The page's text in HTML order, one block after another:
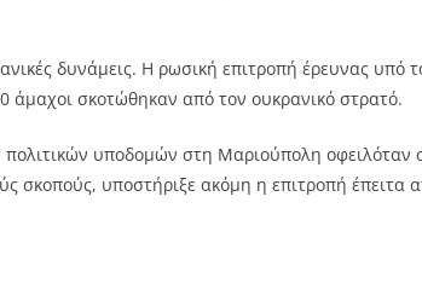
δυνάμεις. Η ρωσική επιτροπή έρευνας
άμαχοι σκοτώθηκαν από τον ουκρανικό στρατό.
υποδομών στη Μαριούπολη οφειλόταν
σκοπούς, υποστήριξε ακόμη η επιτροπή